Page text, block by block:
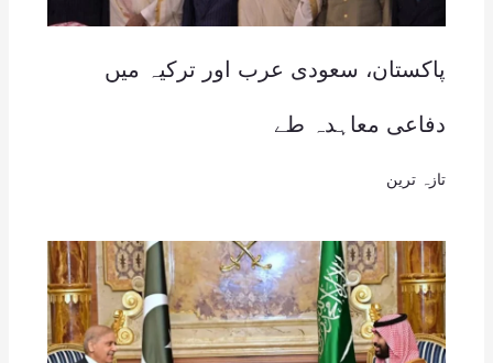
پاکستان، سعودی عرب اور ترکیہ میں
دفاعی معاہدہ طے
تازہ ترین